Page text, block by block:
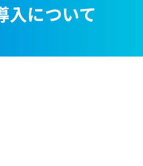
ネットバンキング
オン
ットバンキング
入について